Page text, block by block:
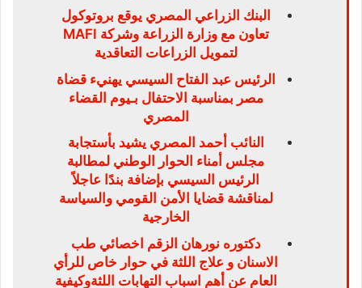
البنك الزراعي المصري يوقع بروتوكول
تعاون مع وزارة الزراعة وشركة MAFI
لتمويل الزراعات التعاقدية
الرئيس عبد الفتاح السيسي يهنيء قضاة
مصر بمناسبة الاحتفال بـيوم القضاء
المصري
النائب أحمد المصري يشيد بأستجابة
مجلس أمناء الحوار الوطني لمطالبة
الرئيس السيسي بإضافة بندًا عاجلاً
لمناقشة قضايا الأمن القومي والسياسة
الخارجية
دكتوره نورهان الزقم اخصائي طب
الاسنان و علاج اللثة في حوار خاص للرأي
العام عن أهم اسباب التهابات اللثةوكيفية